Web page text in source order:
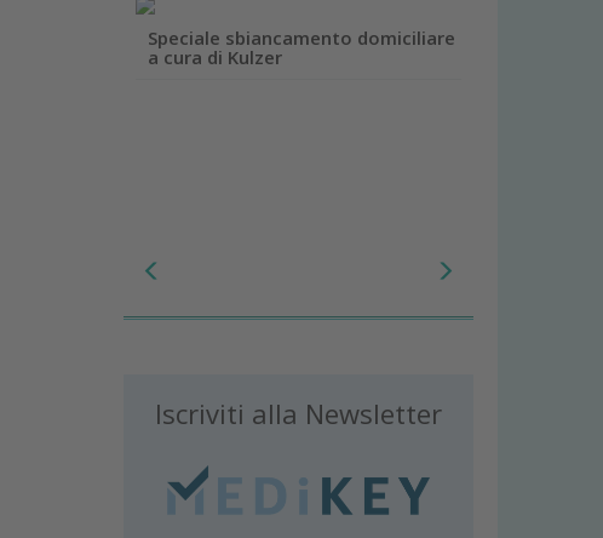
Speciale sbiancamento domiciliare
Case report con linee
Iscriviti alla Newsletter